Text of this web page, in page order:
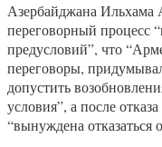
Азербайджана Ильхама
переговорный процесс
предусловий”, что
переговоры,
допустить
условия”, а после
“вынуждена отказаться